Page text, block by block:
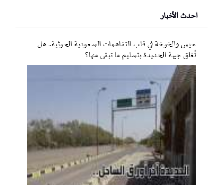
احدث الأخبار
حيس والخوخة في قلب التفاهمات السعودية الحوثية.. هل
تُغلق جبهة الحديدة بتسليم ما تبقى منها؟